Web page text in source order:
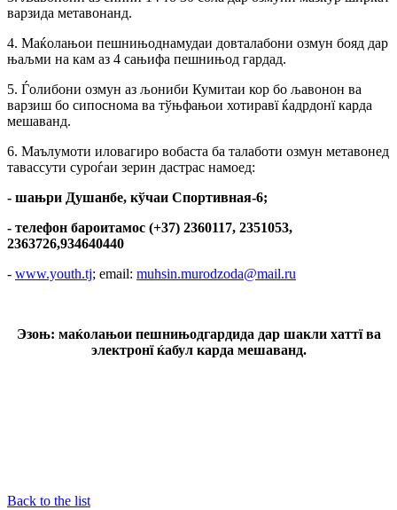
варзида метавонанд.
4. Маќолањои пешнињоднамудаи довталабони озмун бояд дар
њаљми на кам аз 4 сањифа пешнињод гардад.
5. Ѓолибони озмун аз љониби Кумитаи кор бо љавонон ва
варзиш бо сипоснома ва тўњфањои хотиравї ќадрдонї карда
мешаванд.
6. Маълумоти иловагиро вобаста ба талаботи озмун метавонед
тавассути суроѓаи зерин дастрас намоед:
- шањри Душанбе, кўчаи Спортивная-6;
- телефон бароитамос (+37) 2360117, 2351053,
2363726,934640440
- www.youth.tj; email: muhsin.murodzoda@mail.ru
Эзоњ: маќолањои пешнињодгардида дар шакли хаттї ва
электронї ќабул карда мешаванд.
Back to the list